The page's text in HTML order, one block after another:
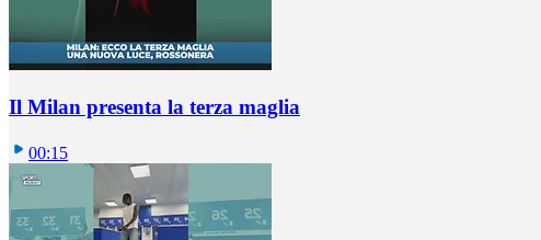
Il Milan presenta la terza maglia
00:15